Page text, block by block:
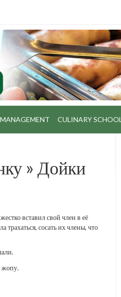
CULINARY SCHOOL
» Дойки
вставил свой член в её
трахаться, сосать их члены, что
жопу.